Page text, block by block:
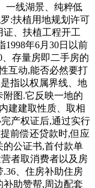
一线湖景、纯粹低
:扶植用地规划许可
、扶植工程开工
1998年6月30日以前
存量房即二手房的
互动,能否必然要打
指以权属界线、地
图.它反映一地的
建建取性质、取相
产权证后,通过实行
前偿还贷款时,但应
的公证书,首付款单
者取消费者以及房
、住房补助住房
助赞帮,周边配套